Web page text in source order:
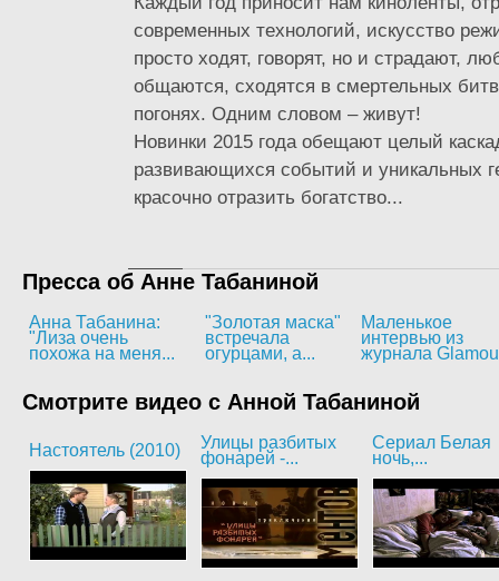
современных технологий, искусство
просто ходят, говорят, но и страдают,
общаются, сходятся в смертельных
погонях. Одним словом – живут!
Новинки 2015 года обещают целый
развивающихся событий и уникальных
красочно отразить богатство...
Пресса об Анне Табаниной
Анна Табанина:
"Лиза очень
похожа на меня...
"Золотая маска"
встречала
огурцами, а...
Маленькое
интервью из
журнала
Смотрите видео с Анной Табаниной
Настоятель (2010)
Улицы разбитых
фонарей -...
Сериал Белая
ночь,...